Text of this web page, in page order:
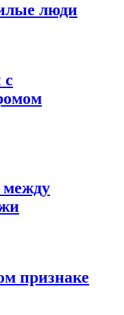
люди
с
между
признаке